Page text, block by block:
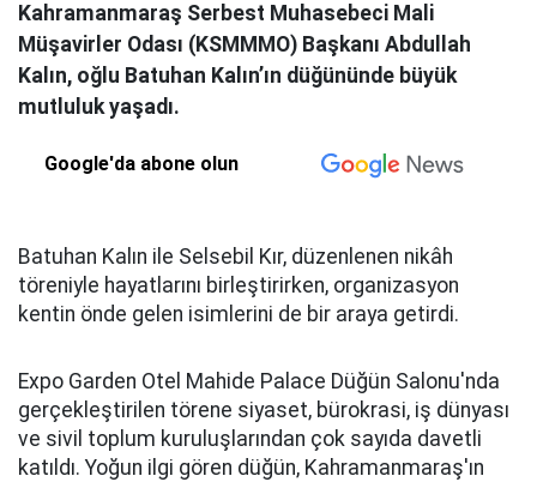
Kahramanmaraş Serbest Muhasebeci Mali
Müşavirler Odası (KSMMMO) Başkanı Abdullah
Kalın, oğlu Batuhan Kalın’ın düğününde büyük
mutluluk yaşadı.
Google'da abone olun
Batuhan Kalın ile Selsebil Kır, düzenlenen nikâh
töreniyle hayatlarını birleştirirken, organizasyon
kentin önde gelen isimlerini de bir araya getirdi.
Expo Garden Otel Mahide Palace Düğün Salonu'nda
gerçekleştirilen törene siyaset, bürokrasi, iş dünyası
ve sivil toplum kuruluşlarından çok sayıda davetli
katıldı. Yoğun ilgi gören düğün, Kahramanmaraş'ın